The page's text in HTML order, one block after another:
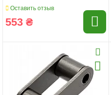
Оставить отзыв
553 ₴